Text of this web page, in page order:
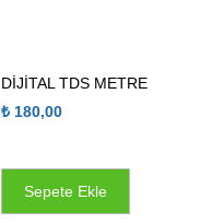
DİJİTAL TDS METRE
₺ 180,00
Sepete Ekle